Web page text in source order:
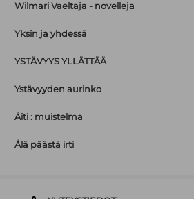
Wilmari Vaeltaja - novelleja
Yksin ja yhdessä
YSTÄVYYS YLLÄTTÄÄ
Ystävyyden aurinko
Äiti : muistelma
Älä päästä irti